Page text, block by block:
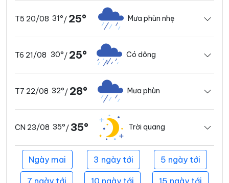
T5 20/08 31°/ 25° Mưa phùn nhẹ
T6 21/08 30°/ 25° Có dông
T7 22/08 32°/ 28° Mưa phùn
CN 23/08 35°/35° Trời quang
Ngày mai 3 ngày tới 5 ngày tới
7 ngày tới 10 ngày tới 15 ngày tới